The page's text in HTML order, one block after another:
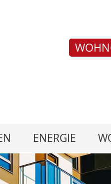
ENERGIE